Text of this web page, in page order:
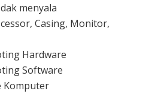
menyala
Casing, Monitor,
Hardware
Software